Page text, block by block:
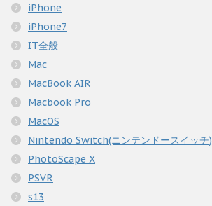
iPhone
iPhone7
IT全般
Mac
MacBook AIR
Macbook Pro
MacOS
Nintendo Switch(ニンテンドースイッチ)
PhotoScape X
PSVR
s13